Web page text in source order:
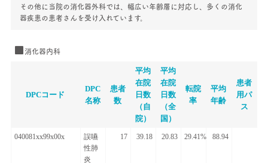
その他に当院の消化器外科では、幅広い年齢層に対応し、多くの消化
器疾患の患者さんを受け入れています。
消化器内科
DPCコード
DPC
名称
患者
数
平均
在院
日数
（自
院）
平均
在院
日数
（全
国）
転院
率
平均
年齢
患者
用パ
ス
040081xx99x00x
誤嚥
性肺
炎
17 39.18 20.83 29.41% 88.94